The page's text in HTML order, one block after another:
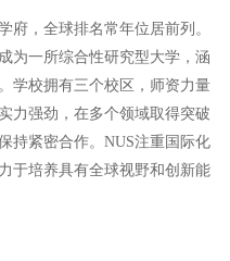
府，全球排名常年位居前列。
为一所综合性研究型大学，涵
学校拥有三个校区，师资力量
力强劲，在多个领域取得突破
持紧密合作。NUS注重国际化
于培养具有全球视野和创新能